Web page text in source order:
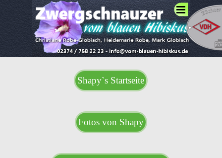
Direkt zum Seiteninhalt Menü überspringen
Shapy`s Startseite
Fotos von Shapy